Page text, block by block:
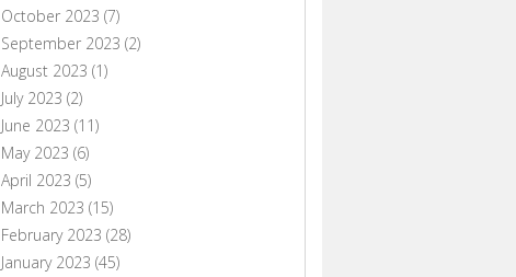
October 2023 (7)
September 2023 (2)
August 2023 (1)
July 2023 (2)
June 2023 (11)
May 2023 (6)
April 2023 (5)
March 2023 (15)
February 2023 (28)
January 2023 (45)